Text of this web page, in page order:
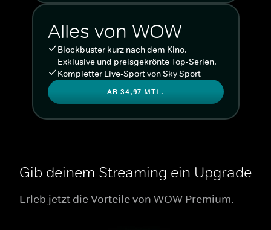
Alles von WOW
Blockbuster kurz nach dem Kino.
Exklusive und preisgekrönte Top-Serien.
Kompletter Live-Sport von Sky Sport
AB 34,97 MTL.
Gib deinem Streaming ein Upgrade
Erleb jetzt die Vorteile von WOW Premium.